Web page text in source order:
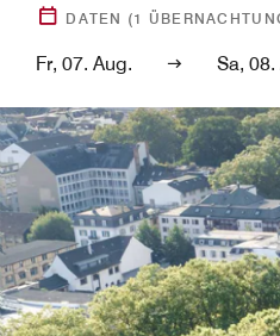
DATEN (1
Fr, 07. Aug. Sa, 08.